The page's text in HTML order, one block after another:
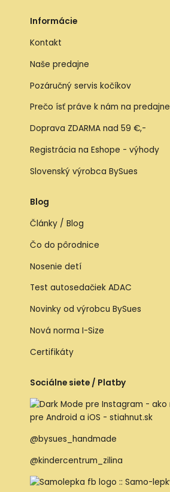
Informácie
Kontakt
Naše predajne
Pozáručný servis kočíkov
Prečo ísť práve k nám na predajne
Doprava ZDARMA nad 59 €,-
Registrácia na Eshope - výhody
Slovenský výrobca BySues
Blog
Články / Blog
Čo do pôrodnice
Nosenie detí
Test autosedačiek ADAC
Novinky od výrobcu BySues
Nová norma I-Size
Certifikáty
Sociálne siete / Platby
@bysues_handmade
@kindercentrum_zilina